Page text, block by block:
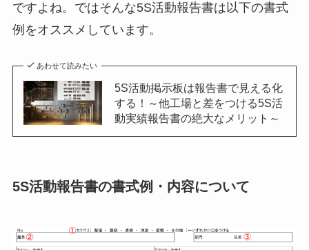
ですよね。ではそんな5S活動報告書は以下の書式
例をオススメしています。
あわせて読みたい
5S活動掲示板は報告書で見える化
する！～他工場と差をつける5S活
動実績報告書の絶大なメリット～
5S活動報告書の書式例・内容について